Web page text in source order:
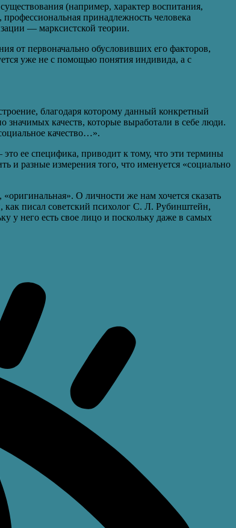
(например, характер воспитания,
принадлежность человека
— марксистской теории.
от первоначально обусловивших его факторов,
уже не с помощью понятия индивида, а с
благодаря которому данный конкретный
значимых качеств, которые выработали в себе люди.
качество…».
ее специфика, приводит к тому, что эти термины
и разные измерения того, что именуется «социально
О личности же нам хочется сказать
как писал советский психолог С. Л. Рубинштейн,
у него есть свое лицо и поскольку даже в самых